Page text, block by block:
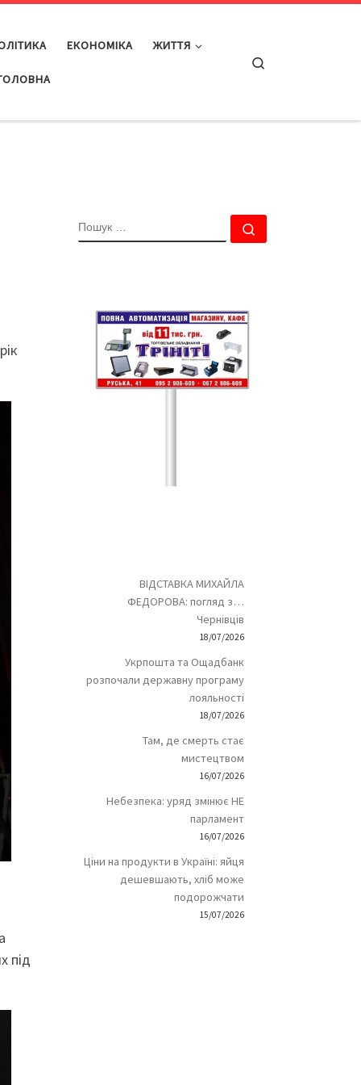
ЕКОНОМІКА ЖИТТЯ
під
ПОШУК
ВІДСТАВКА МИХАЙЛА
ФЕДОРОВА: погляд з…
Чернівців
18/07/2026
Укрпошта та Ощадбанк
розпочали державну програму
лояльності
18/07/2026
Там, де смерть стає
мистецтвом
16/07/2026
Небезпека: уряд змінює НЕ
парламент
16/07/2026
Ціни на продукти в Україні: яйця
дешевшають, хліб може
подорожчати
15/07/2026